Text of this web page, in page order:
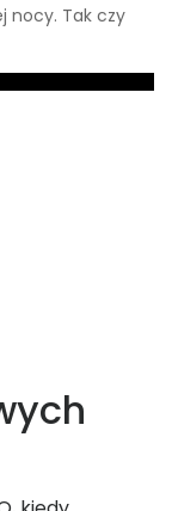
nocy. Tak czy